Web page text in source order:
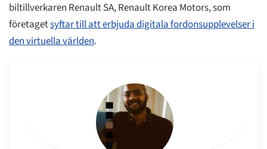
biltillverkaren Renault SA, Renault Korea Motors, som
företagetsyftar till att erbjuda digitala fordonsupplevelser i
den virtuella världen.